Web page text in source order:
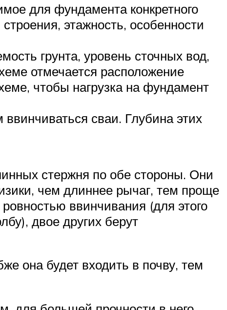
для фундамента конкретного
этажность, особенности
грунта, уровень сточных вод,
отмечается расположение
чтобы нагрузка на фундамент
сваи. Глубина этих
стержня по обе стороны. Они
чем длиннее рычаг, тем проще
ввинчивания (для этого
двое других берут
она будет входить в почву, тем